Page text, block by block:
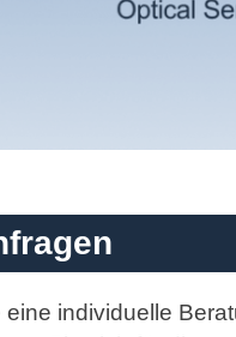
eine individuelle